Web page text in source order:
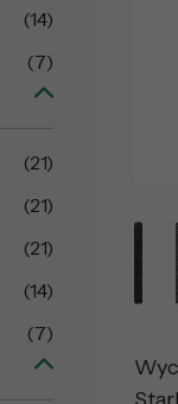
(14)
(7)
(21)
(21)
(21)
(14)
(7)